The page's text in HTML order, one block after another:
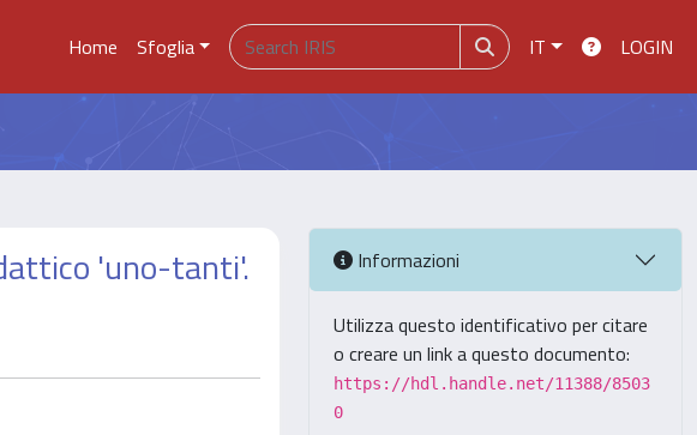
Home Sfoglia IT LOGIN
'uno-tanti'. Informazioni
Utilizza questo identificativo per citare
o creare un link a questo documento:
https://hdl.handle.net/11388/8503
0